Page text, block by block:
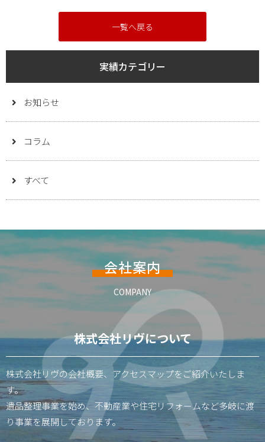
一覧へ戻る
実績カテゴリー
お知らせ
コラム
すべて
会社案内
COMPANY
株式会社リヴについて
株式会社リヴの会社概要、アクセスマップをご紹介いたしま
す。
遺品整理事業を始め、不動産業や住宅リフォームなど多岐に渡
り事業を展開しております。